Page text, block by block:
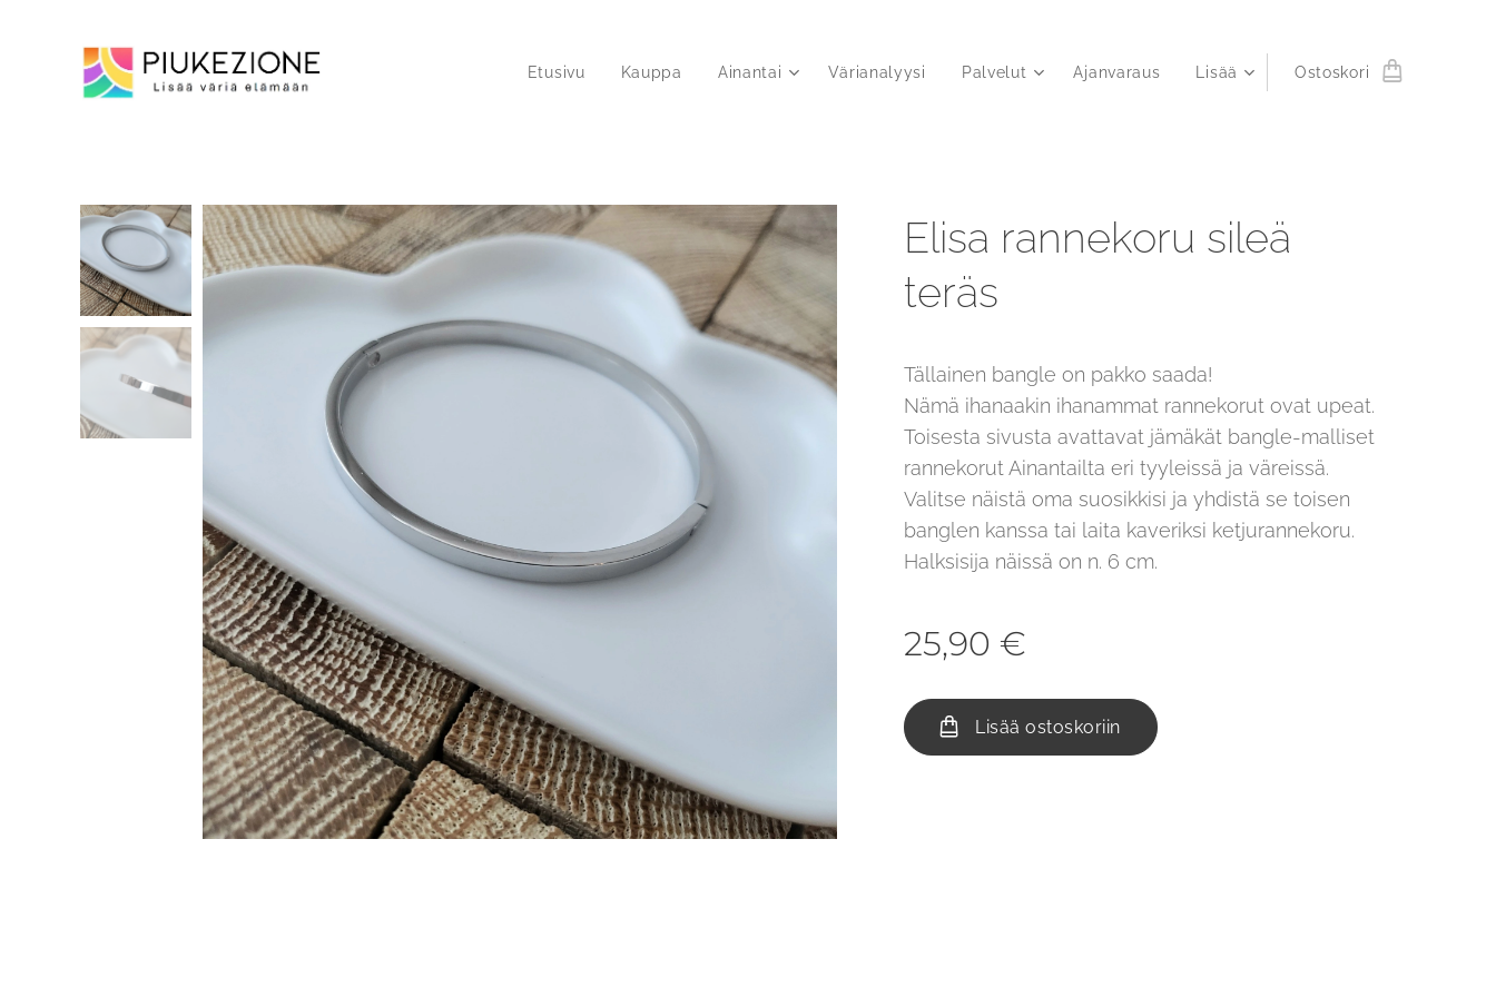
Etusivu Kauppa Ainantai Värianalyysi Palvelut Ajanvaraus Lisää Ostoskori
Elisa rannekoru sileä
teräs
Tällainen bangle on pakko saada!
Nämä ihanaakin ihanammat rannekorut ovat upeat.
Toisesta sivusta avattavat jämäkät bangle-malliset
rannekorut Ainantailta eri tyyleissä ja väreissä.
Valitse näistä oma suosikkisi ja yhdistä se toisen
banglen kanssa tai laita kaveriksi ketjurannekoru.
Halksisija näissä on n. 6 cm.
25,90 €
Lisää ostoskoriin